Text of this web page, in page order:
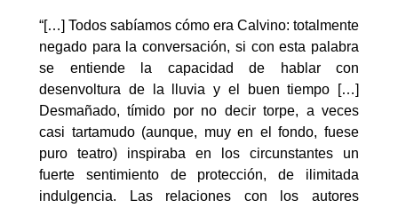
“[…] Todos sabíamos cómo era Calvino: totalmente
negado para la conversación, si con esta palabra
se entiende la capacidad de hablar con
desenvoltura de la lluvia y el buen tiempo […]
Desmañado, tímido por no decir torpe, a veces
casi tartamudo (aunque, muy en el fondo, fuese
puro teatro) inspiraba en los circunstantes un
fuerte sentimiento de protección, de ilimitada
indulgencia. Las relaciones con los autores